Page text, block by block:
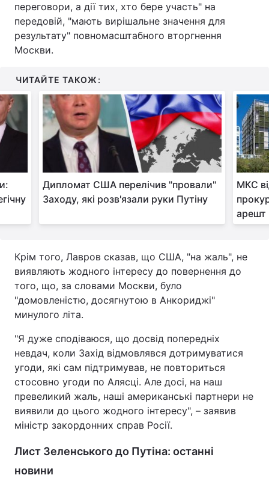
Тема оформлення
переговори, а дії тих, хто бере участь" на
передовій, "мають вирішальне значення для
результату" повномасштабного вторгнення
Москви.
ЧИТАЙТЕ ТАКОЖ:
Дипломат США перелічив "провали"
Заходу, які розв'язали руки Путіну
МКС
арешт
Крім того, Лавров сказав, що США, "на жаль", не
виявляють жодного інтересу до повернення до
того, що, за словами Москви, було
"домовленістю, досягнутою в Анкориджі"
минулого літа.
"Я дуже сподіваюся, що досвід попередніх
невдач, коли Захід відмовлявся дотримуватися
угоди, які сам підтримував, не повториться
стосовно угоди по Алясці. Але досі, на наш
превеликий жаль, наші американські партнери не
виявили до цього жодного інтересу", – заявив
міністр закордонних справ Росії.
Лист Зеленського до Путіна: останні
новини